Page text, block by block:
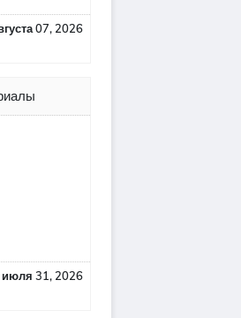
07, 2026
июля 31, 2026